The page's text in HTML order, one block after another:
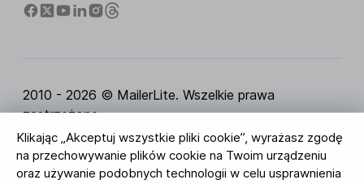
Klikając „Akceptuj wszystkie pliki cookie”, wyrażasz zgodę
na przechowywanie plików cookie na Twoim urządzeniu
oraz używanie podobnych technologii w celu usprawnienia
2010 - 2026 © MailerLite. Wszelkie prawa
zastrzeżone.
Regulamin Serwisu Polityka Prywatności
Strona
zaufania
Ustawienia ciasteczek
Identyfikacja
wizualna